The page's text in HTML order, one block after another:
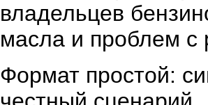
владельцев
масла и проблем с
Формат простой: